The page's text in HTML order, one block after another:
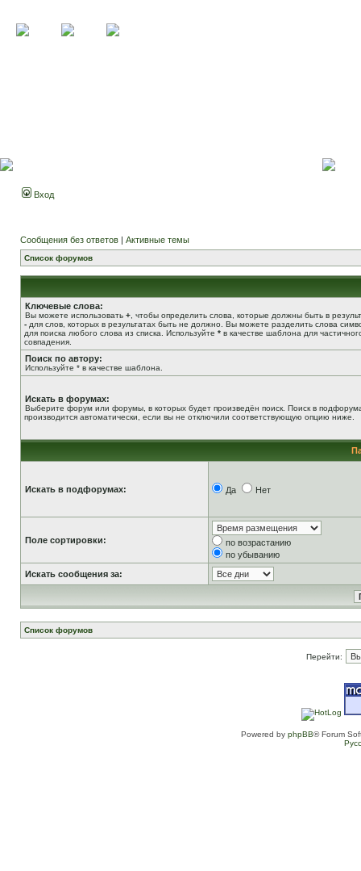
Вход
Сообщения без ответов | Активные темы
Список форумов
Ключевые слова:
Вы можете использовать + , чтобы определить слова, которые должны быть в
- для слов, которых в результатах быть не должно. Вы можете разделить слова
для поиска любого слова из списка. Используйте * в качестве шаблона для
совпадения.
Поиск по автору:
Используйте * в качестве шаблона.
Искать в форумах:
Выберите форум или форумы, в которых будет произведён поиск. Поиск в
производится автоматически, если вы не отключили соответствующую опцию ниже.
Искать в подфорумах: Да Нет
Поле сортировки:
по возрастанию
по убыванию
Искать сообщения за:
Список форумов
Перейти:
Powered by phpBB® Forum